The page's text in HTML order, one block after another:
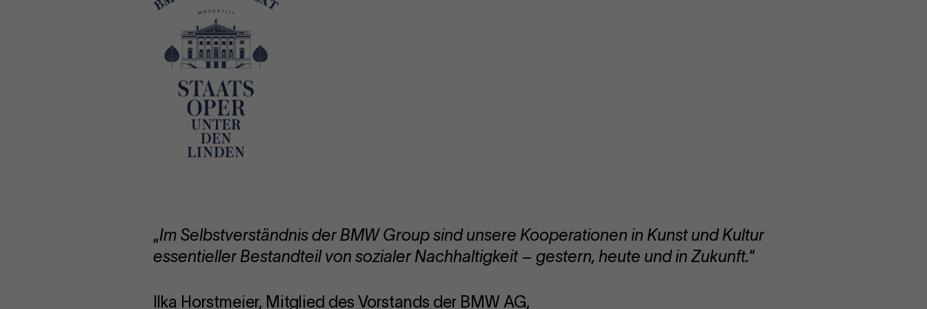
„Im Selbstverständnis der BMW Group sind unsere Kooperationen in Kunst und Kultur
essentieller Bestandteil von sozialer Nachhaltigkeit – gestern, heute und in Zukunft.“
Ilka Horstmeier, Mitglied des Vorstands der BMW AG,